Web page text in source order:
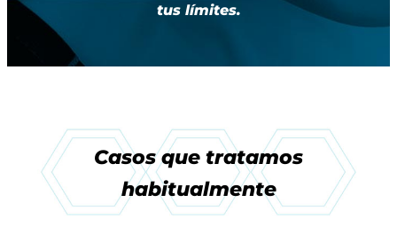
tus límites.
Casos que tratamos
habitualmente